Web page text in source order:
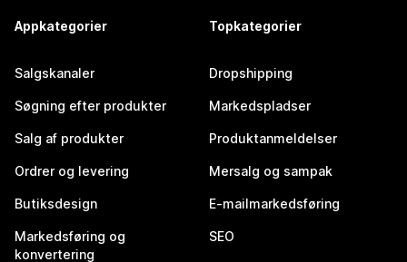
Appkategorier
Salgskanaler
Søgning efter produkter
Salg af produkter
Ordrer og levering
Butiksdesign
Markedsføring og
konvertering
Topkategorier
Dropshipping
Markedspladser
Produktanmeldelser
Mersalg og sampak
E-mailmarkedsføring
SEO